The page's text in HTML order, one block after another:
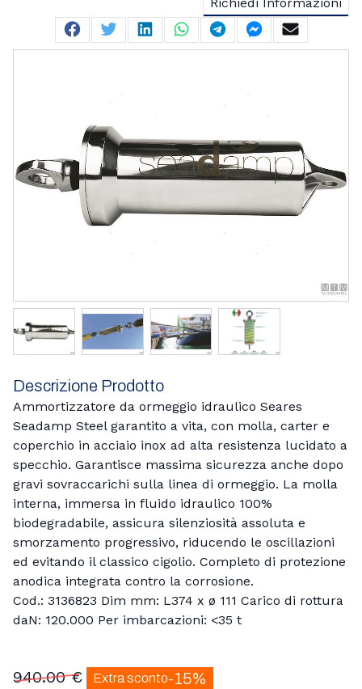
Facebook
TwitterLinkedinWhatsappTelegramFacebook
Descrizione Prodotto
Ammortizzatore da ormeggio idraulico Seares
Seadamp Steel garantito a vita, con molla, carter e
coperchio in acciaio inox ad alta resistenza lucidato a
specchio. Garantisce massima sicurezza anche dopo
gravi sovraccarichi sulla linea di ormeggio. La molla
interna, immersa in fluido idraulico 100%
biodegradabile, assicura silenziosità assoluta e
smorzamento progressivo, riducendo le oscillazioni
ed evitando il classico cigolio. Completo di protezione
anodica integrata contro la corrosione.
Cod.: 3136823 Dim mm: L374 x ø 111 Carico di rottura
daN: 120.000 Per imbarcazioni: <35 t
940.00 € Extra sconto-15%